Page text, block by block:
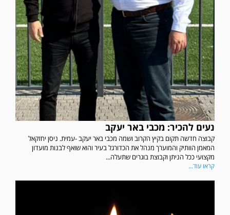
נעים להכיר: מכבי באר יעקב
קבוצה חדשה תקום בקיץ הקרוב ושמה מכבי באר יעקב -עמית. ניסן יחזקאל
המאמן הוותיק והמוערך מנהל את הכדורגל בעיר והוא שואף לבנות מועדון
מקצועי ככל הניתן וקבוצת בוגרים שתעלה...
קראו עוד...